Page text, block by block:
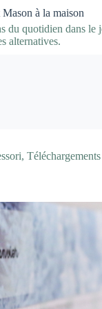
à la maison
du quotidien dans le
alternatives.
, Téléchargements